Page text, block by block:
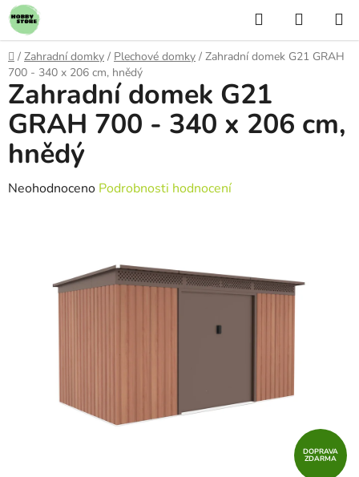
Přejít
na
obsah
Hledat
KOŠÍK
Domů
/ Zahradní domky / Plechové domky / Zahradní domek G21 GRAH
700 - 340 x 206 cm, hnědý
Zahradní domek G21
GRAH 700 - 340 x 206 cm,
hnědý
Průměrné
Neohodnoceno Podrobnosti hodnocení
DOPRAVA
ZDARMA